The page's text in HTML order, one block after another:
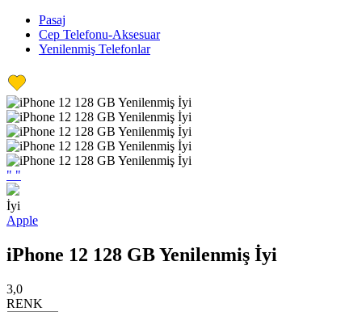
Pasaj
Cep Telefonu-Aksesuar
Yenilenmiş Telefonlar
" "
İyi
Apple
iPhone 12 128 GB Yenilenmiş İyi
3,0
RENK